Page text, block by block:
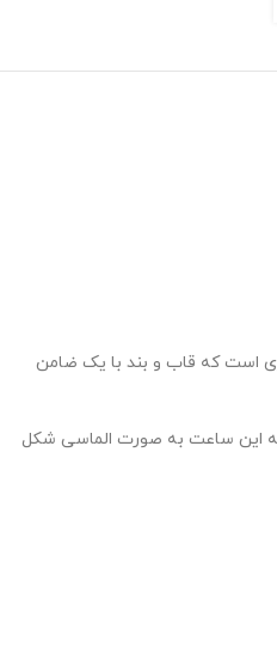
است که قاب و بند با یک ضامن
این ساعت به صورت الماسی شکل